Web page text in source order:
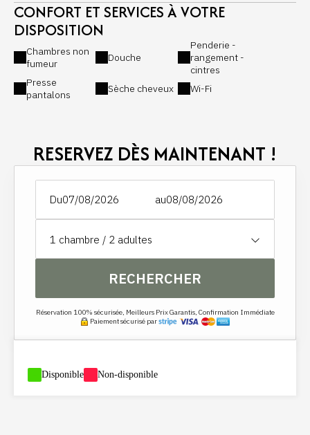
CONFORT ET SERVICES À VOTRE
DISPOSITION
Chambres non
fumeur
Douche
Penderie -
rangement -
cintres
Presse
pantalons
Sèche cheveux Wi-Fi
RESERVEZ DÈS MAINTENANT !
Du au
1 chambre / 2 adultes
RECHERCHER
Réservation 100% sécurisée, Meilleurs Prix Garantis, Confirmation Immédiate
Paiement sécurisé par
Disponible Non-disponible